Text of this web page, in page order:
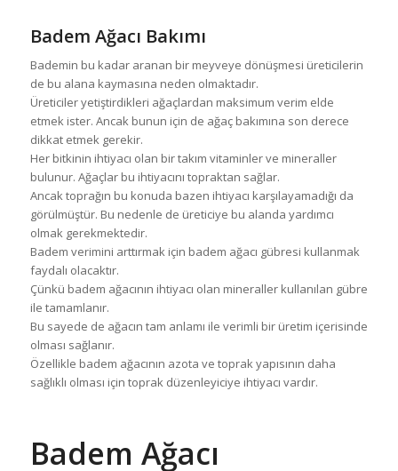
Badem Ağacı Bakımı
Bademin bu kadar aranan bir meyveye dönüşmesi üreticilerin
de bu alana kaymasına neden olmaktadır.
Üreticiler yetiştirdikleri ağaçlardan maksimum verim elde
etmek ister. Ancak bunun için de ağaç bakımına son derece
dikkat etmek gerekir.
Her bitkinin ihtiyacı olan bir takım vitaminler ve mineraller
bulunur. Ağaçlar bu ihtiyacını topraktan sağlar.
Ancak toprağın bu konuda bazen ihtiyacı karşılayamadığı da
görülmüştür. Bu nedenle de üreticiye bu alanda yardımcı
olmak gerekmektedir.
Badem verimini arttırmak için badem ağacı gübresi kullanmak
faydalı olacaktır.
Çünkü badem ağacının ihtiyacı olan mineraller kullanılan gübre
ile tamamlanır.
Bu sayede de ağacın tam anlamı ile verimli bir üretim içerisinde
olması sağlanır.
Özellikle badem ağacının azota ve toprak yapısının daha
sağlıklı olması için toprak düzenleyiciye ihtiyacı vardır.
Badem Ağacı